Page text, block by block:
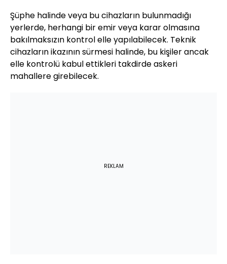
Şüphe halinde veya bu cihazların bulunmadığı
yerlerde, herhangi bir emir veya karar olmasına
bakılmaksızın kontrol elle yapılabilecek. Teknik
cihazların ikazının sürmesi halinde, bu kişiler ancak
elle kontrolü kabul ettikleri takdirde askeri
mahallere girebilecek.
REKLAM